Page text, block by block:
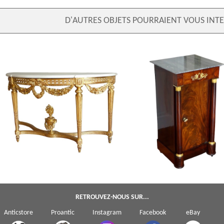
D'AUTRES OBJETS POURRAIENT VOUS
Importante console demi-lune d'époque
Louis XVI en bois sculpté et doré - 145cm
Somno / table de chevet à
d'époque Empire, acajou,
mercure, marbre turquin
RETROUVEZ-NOUS SUR...
Anticstore Proantic Instagram Facebook eBay